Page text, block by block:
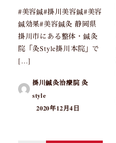
#美容鍼#掛川美容鍼#美容
鍼効果#美容鍼灸 静岡県
掛川市にある整体・鍼灸
院「灸Style掛川本院」で
[…]
掛川鍼灸治療院 灸
style
2020年12月4日